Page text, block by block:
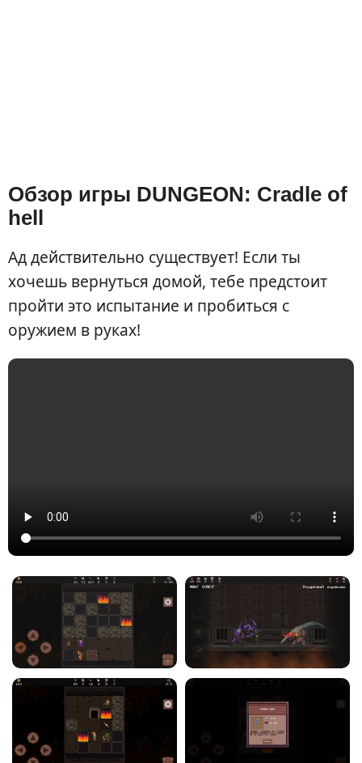
Обзор игры DUNGEON: Cradle of
hell
Ад действительно существует! Если ты
хочешь вернуться домой, тебе предстоит
пройти это испытание и пробиться с
оружием в руках!